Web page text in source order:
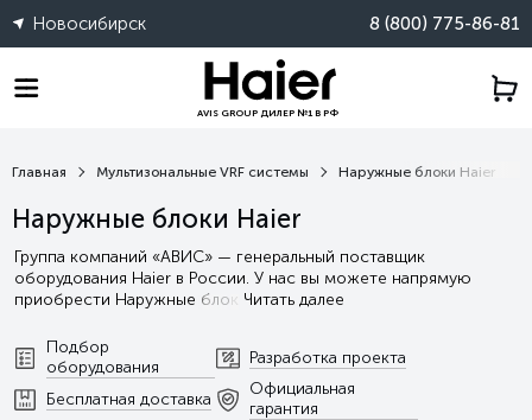
Новосибирск 8 (800) 775-86-81
AVIS GROUP ДИЛЕР №1 В РФ
Главная Мультизональные VRF системы Наружные блоки Haier
Наружные блоки Haier
Группа компаний «АВИС» — генеральный поставщик
оборудования Haier в России. У нас вы можете напрямую
приобрести Наружные блок Читать далее
Подбор
оборудования
Разработка проекта
Бесплатная доставка
Официальная
гарантия